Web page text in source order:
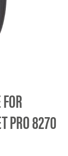
PRO 8270